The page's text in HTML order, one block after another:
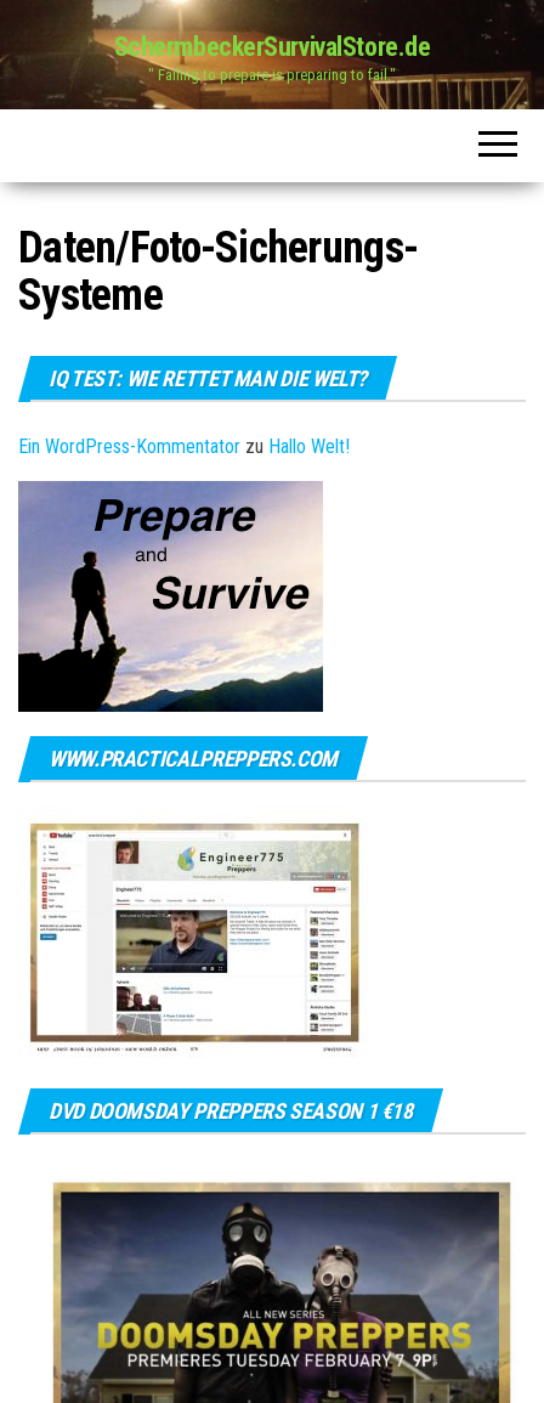
SchermbeckerSurvivalStore.de
" Failing to prepare is preparing to fail."
Daten/Foto-Sicherungs-
Systeme
IQ TEST: WIE RETTET MAN DIE WELT?
Ein WordPress-Kommentator zu Hallo Welt!
WWW.PRACTICALPREPPERS.COM
DVD DOOMSDAY PREPPERS SEASON 1 €18